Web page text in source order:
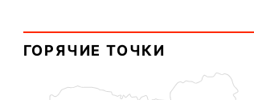
Дави́да (1015). Прп....
ГОРЯЧИЕ ТОЧКИ